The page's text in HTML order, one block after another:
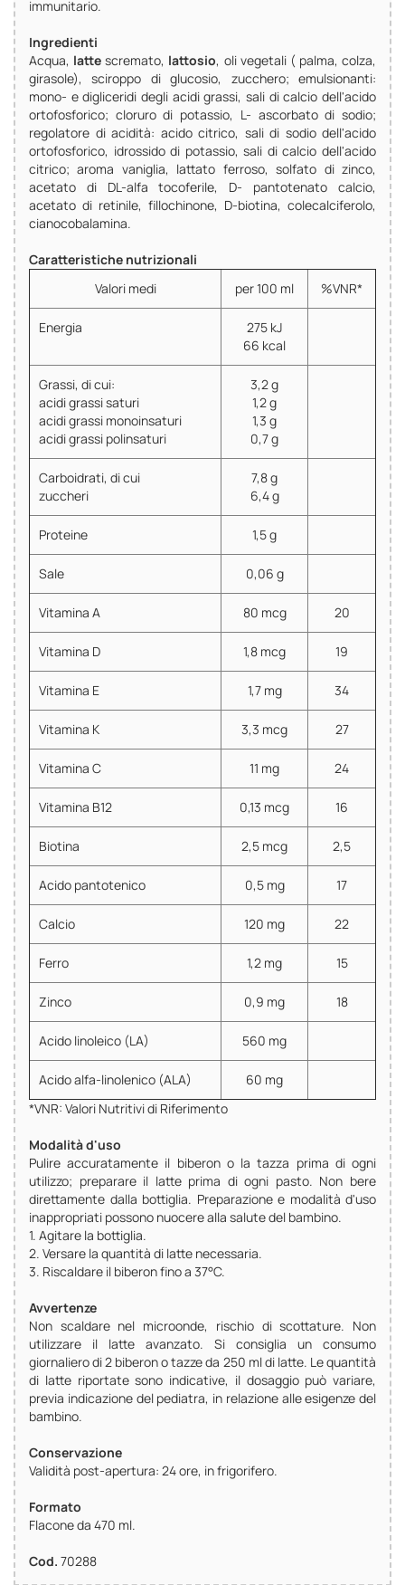
immunitario.
Ingredienti
Acqua, latte scremato, lattosio, oli vegetali ( palma, colza,
girasole), sciroppo di glucosio, zucchero; emulsionanti:
mono- e digliceridi degli acidi grassi, sali di calcio dell'acido
ortofosforico; cloruro di potassio, L- ascorbato di sodio;
regolatore di acidità: acido citrico, sali di sodio dell'acido
ortofosforico, idrossido di potassio, sali di calcio dell'acido
citrico; aroma vaniglia, lattato ferroso, solfato di zinco,
acetato di DL-alfa tocoferile, D- pantotenato calcio,
acetato di retinile, fillochinone, D-biotina, colecalciferolo,
cianocobalamina.
Caratteristiche nutrizionali
Valori medi
per 100 ml %VNR*
Energia
275 kJ
66 kcal
Grassi, di cui:
acidi grassi saturi
acidi grassi monoinsaturi
acidi grassi polinsaturi
3,2 g
1,2 g
1,3 g
0,7 g
Carboidrati, di cui
zuccheri
7,8 g
6,4 g
Proteine 1,5 g
Sale 0,06 g
Vitamina A 80 mcg 20
Vitamina D 1,8 mcg 19
Vitamina E 1,7 mg 34
Vitamina K 3,3 mcg 27
Vitamina C 11 mg 24
Vitamina B12 0,13 mcg 16
Biotina 2,5 mcg 2,5
Acido pantotenico 0,5 mg 17
Calcio 120 mg 22
Ferro 1,2 mg 15
Zinco 0,9 mg 18
Acido linoleico (LA) 560 mg
Acido alfa-linolenico (ALA)
60 mg
*VNR: Valori Nutritivi di Riferimento
Modalità d'uso
Pulire accuratamente il biberon o la tazza prima di ogni
utilizzo; preparare il latte prima di ogni pasto. Non bere
direttamente dalla bottiglia. Preparazione e modalità d'uso
inappropriati possono nuocere alla salute del bambino.
1. Agitare la bottiglia.
2. Versare la quantità di latte necessaria.
3. Riscaldare il biberon fino a 37°C.
Avvertenze
Non scaldare nel microonde, rischio di scottature. Non
utilizzare il latte avanzato. Si consiglia un consumo
giornaliero di 2 biberon o tazze da 250 ml di latte. Le quantità
di latte riportate sono indicative, il dosaggio può variare,
previa indicazione del pediatra, in relazione alle esigenze del
bambino.
Conservazione
Validità post-apertura: 24 ore, in frigorifero.
Formato
Flacone da 470 ml.
Cod. 70288